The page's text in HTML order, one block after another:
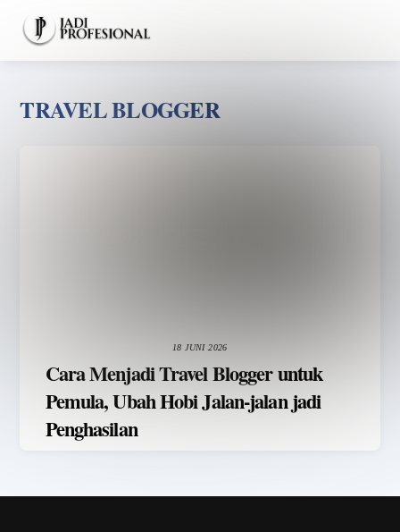
content
TRAVEL BLOGGER
18 JUNI 2026
Cara Menjadi Travel Blogger untuk
Pemula, Ubah Hobi Jalan-jalan jadi
Penghasilan